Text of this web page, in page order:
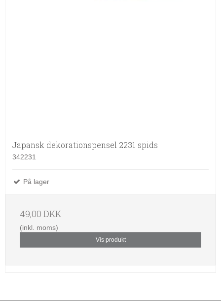
Japansk dekorationspensel 2231 spids
342231
På lager
49,00 DKK
(inkl. moms)
Vis produkt